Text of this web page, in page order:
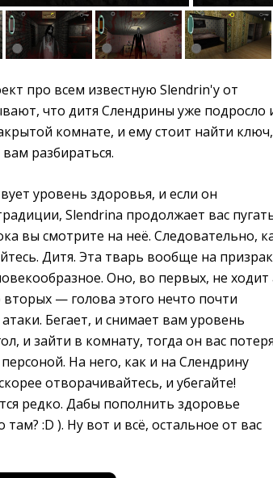
про всем известную Slendrin'у от
что дитя Слендрины уже подросло
комнате, и ему стоит найти ключ,
разбираться.
уровень здоровья, и если он
Slendrina продолжает вас
вы смотрите на неё. Следовательно,
Дитя. Эта тварь вообще на
Оно, во первых, не ходит
вторых — голова этого нечто почти
Бегает, и снимает вам уровень
и зайти в комнату, тогда он вас
На него, как и на Слендрину
отворачивайтесь, и убегайте!
редко. Дабы пополнить здоровье
:D ). Ну вот и всё, остальное от вас